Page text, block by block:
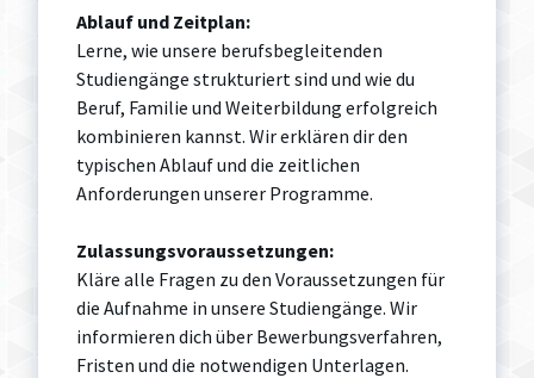
Ablauf und Zeitplan:
Lerne, wie unsere berufsbegleitenden
Studiengänge strukturiert sind und wie du
Beruf, Familie und Weiterbildung erfolgreich
kombinieren kannst. Wir erklären dir den
typischen Ablauf und die zeitlichen
Anforderungen unserer Programme.
Zulassungsvoraussetzungen:
Kläre alle Fragen zu den Voraussetzungen für
die Aufnahme in unsere Studiengänge. Wir
informieren dich über Bewerbungsverfahren,
Fristen und die notwendigen Unterlagen.